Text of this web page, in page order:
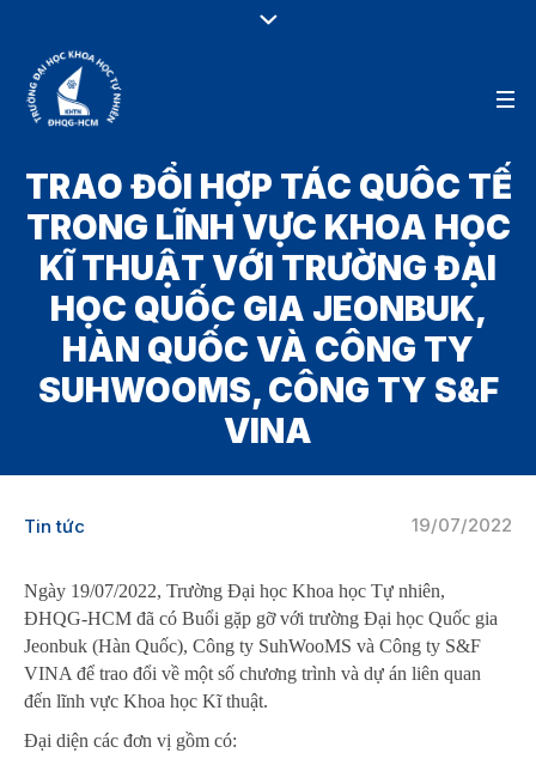
TRAO ĐỔI HỢP TÁC QUÔC TẾ
TRONG LĨNH VỰC KHOA HỌC
KĨ THUẬT VỚI TRƯỜNG ĐẠI
HỌC QUỐC GIA JEONBUK,
HÀN QUỐC VÀ CÔNG TY
SUHWOOMS, CÔNG TY S&F
VINA
19/07/2022
Tin tức
Ngày 19/07/2022, Trường Đại học Khoa học Tự nhiên,
ĐHQG-HCM đã có Buổi gặp gỡ với trường Đại học Quốc gia
Jeonbuk (Hàn Quốc), Công ty SuhWooMS và Công ty S&F
VINA để trao đổi về một số chương trình và dự án liên quan
đến lĩnh vực Khoa học Kĩ thuật.
Đại diện các đơn vị gồm có: